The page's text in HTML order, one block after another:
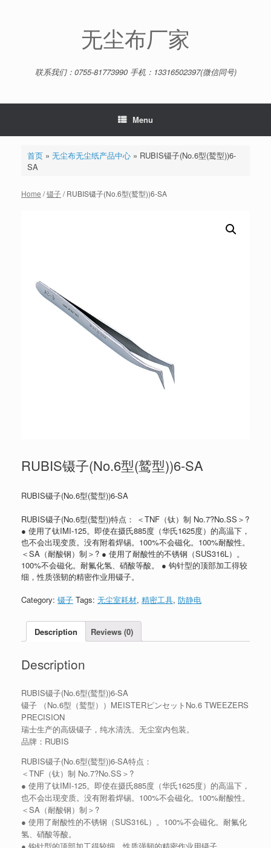
无尘布厂家
联系我们：0755-81773990 手机：13316502397(微信同号)
Menu
首页» 无尘布无尘纸产品中心» RUBIS镊子(No.6型(鹫型))6-
SA
Home /镊子/ RUBIS镊子(No.6型(鹫型))6-SA
RUBIS镊子(No.6型(鹫型))6-SA
RUBIS镊子(No.6型(鹫型))6-SA
RUBIS镊子(No.6型(鹫型))特点： ＜TNF（钛）制 No.7?No.SS＞?
● 使用了钛IMI-125。即使在摄氏885度（华氏1625度）的高温下，
也不会出现变质。没有附着焊锡。100%不会磁化。100%耐酸性。
＜SA（耐酸钢）制＞? ● 使用了耐酸性的不锈钢（SUS316L）。
100%不会磁化。耐氟化氢、硝酸等酸。 ● 钩针型的顶部加工得较
细，性质强韧的精密作业用镊子。
Category: 镊子 Tags: 无尘室耗材, 精密工具, 防静电
Description Reviews (0)
Description
RUBIS镊子(No.6型(鹫型))6-SA
镊子 （No.6型（鹫型））MEISTERピンセットNo.6 TWEEZERS
PRECISION
瑞士生产的高级镊子，纯水清洗、无尘室内包装。
品牌：RUBIS
RUBIS镊子(No.6型(鹫型))6-SA特点：
＜TNF（钛）制 No.7?No.SS＞?
● 使用了钛IMI-125。即使在摄氏885度（华氏1625度）的高温下，
也不会出现变质。没有附着焊锡。100%不会磁化。100%耐酸性。
＜SA（耐酸钢）制＞?
● 使用了耐酸性的不锈钢（SUS316L）。100%不会磁化。耐氟化
氢、硝酸等酸。